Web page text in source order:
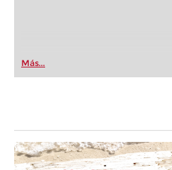
Más...